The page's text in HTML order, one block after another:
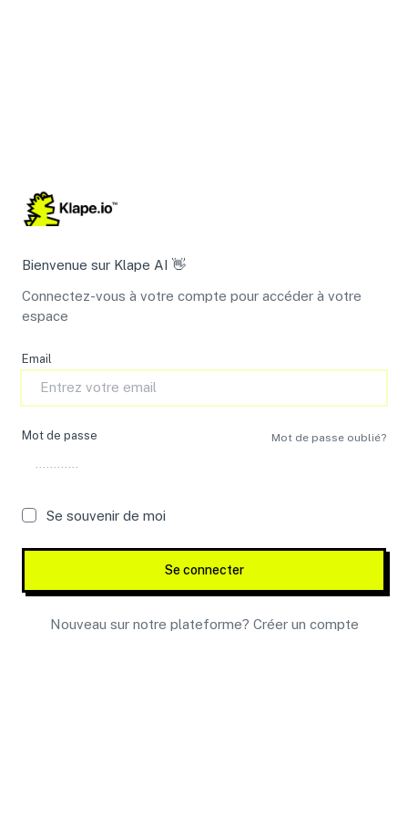
Bienvenue sur Klape AI 👋
Connectez-vous à votre compte pour accéder à votre
espace
Email
Mot de passe Mot de passe oublié?
Se souvenir de moi
Se connecter
Nouveau sur notre plateforme? Créer un compte